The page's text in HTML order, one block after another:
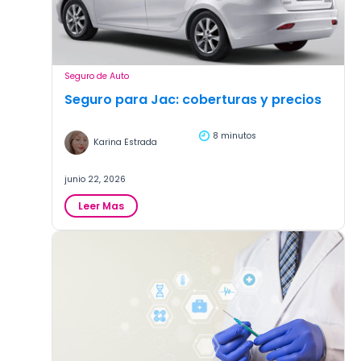
Seguro de Auto
Seguro para Jac: coberturas y precios
Karina Estrada
8 minutos
junio 22, 2026
Leer Mas:
Seguro
precios